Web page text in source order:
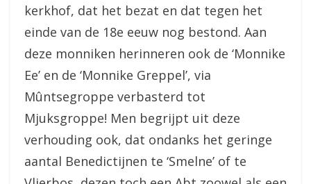
kerkhof, dat het bezat en dat tegen het
einde van de 18e eeuw nog bestond. Aan
deze monniken herinneren ook de ‘Monnike
Ee’ en de ‘Monnike Greppel’, via
Mûntsegroppe verbasterd tot
Mjuksgroppe! Men begrijpt uit deze
verhouding ook, dat ondanks het geringe
aantal Benedictijnen te ‘Smelne’ of te